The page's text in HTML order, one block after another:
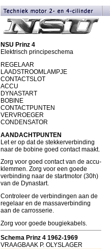
NSU Prinz 4
Elektrisch principeschema
REGELAAR
LAADSTROOMLAMPJE
CONTACTSLOT
ACCU
DYNASTART
BOBINE
CONTACTPUNTEN
VERVROEGER
CONDENSATOR
AANDACHTPUNTEN
Let er op dat de stekkerverbinding
naar de bobine goed contact maakt.
Zorg voor goed contact van de accu-
klemmen. Zorg voor een goede
verbinding naar de startmotor (30h)
van de Dynastart.
Controleer de verbindingen aan de
regelaar en de massaverbinding
aan de carrosserie.
Zorg voor goede bougiekabels.
Schema Prinz 4 1962-1969
VRAAGBAAK P. OLYSLAGER